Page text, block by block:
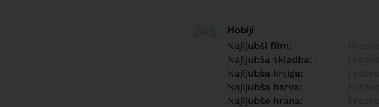
Hobiji
Najljubši film:
Najljubša skladba:
Najljubša knjiga:
Najljubša barva:
Najljubše hrana: